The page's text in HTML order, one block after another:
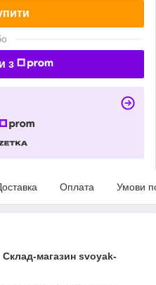
з
Оплата Умови
Склад-магазин svoyak-